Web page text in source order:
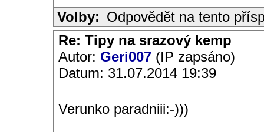
Volby: Odpovědět na tento
Re: Tipy na srazový kemp
Autor: Geri007 (IP zapsáno)
Datum: 31.07.2014 19:39
Verunko paradniii:-)))